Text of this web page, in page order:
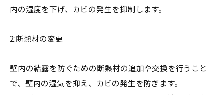
内の湿度を下げ、カビの発生を抑制します。
2:断熱材の変更
壁内の結露を防ぐための断熱材の追加や交換を行うこと
で、壁内の湿気を抑え、カビの発生を防ぎます。